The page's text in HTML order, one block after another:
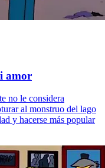
amor
no le considera
al monstruo del lago
y hacerse más popular